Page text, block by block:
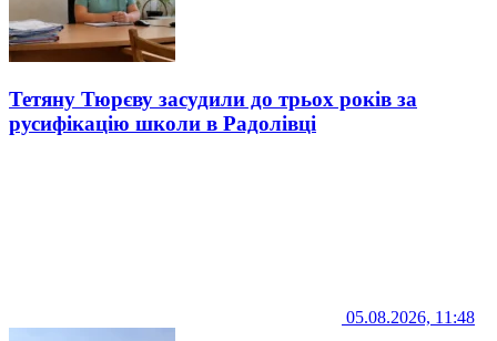
Тетяну Тюрєву засудили до трьох років за
русифікацію школи в Радолівці
05.08.2026, 11:48